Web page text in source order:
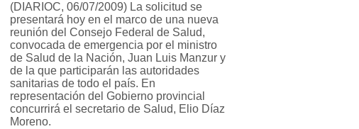
(DIARIOC, 06/07/2009) La solicitud se
presentará hoy en el marco de una nueva
reunión del Consejo Federal de Salud,
convocada de emergencia por el ministro
de Salud de la Nación, Juan Luis Manzur y
de la que participarán las autoridades
sanitarias de todo el país. En
representación del Gobierno provincial
concurrirá el secretario de Salud, Elio Díaz
Moreno.